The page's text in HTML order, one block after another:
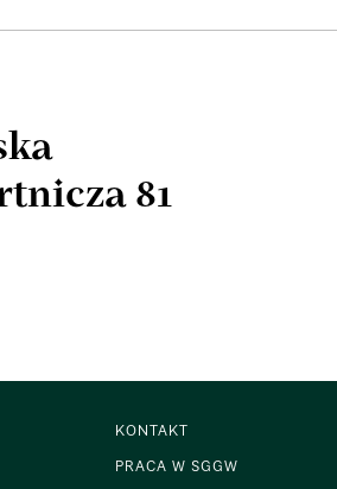
81
KONTAKT
PRACA W SGGW